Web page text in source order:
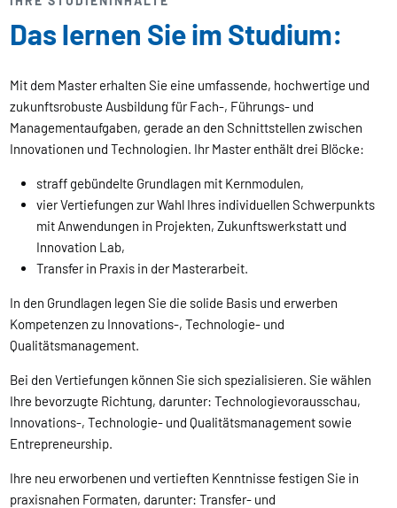
Das lernen Sie im Studium:
Mit dem Master erhalten Sie eine umfassende, hochwertige und
zukunftsrobuste Ausbildung für Fach-, Führungs- und
Managementaufgaben, gerade an den Schnittstellen zwischen
Innovationen und Technologien. Ihr Master enthält drei Blöcke:
straff gebündelte Grundlagen mit Kernmodulen,
vier Vertiefungen zur Wahl Ihres individuellen Schwerpunkts
mit Anwendungen in Projekten, Zukunftswerkstatt und
Innovation Lab,
Transfer in Praxis in der Masterarbeit.
In den Grundlagen legen Sie die solide Basis und erwerben
Kompetenzen zu Innovations-, Technologie- und
Qualitätsmanagement.
Bei den Vertiefungen können Sie sich spezialisieren. Sie wählen
Ihre bevorzugte Richtung, darunter: Technologievorausschau,
Innovations-, Technologie- und Qualitätsmanagement sowie
Entrepreneurship.
Ihre neu erworbenen und vertieften Kenntnisse festigen Sie in
praxisnahen Formaten, darunter: Transfer- und